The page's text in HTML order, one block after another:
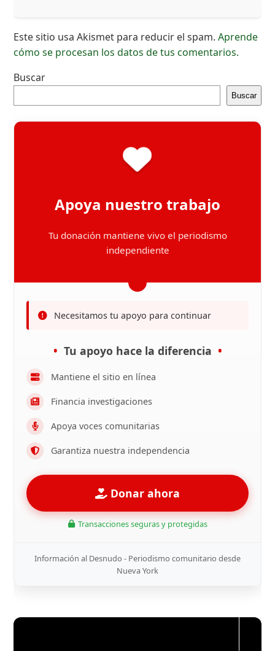
Este sitio usa Akismet para reducir el spam.Aprende
cómo se procesan los datos de tus comentarios.
Buscar
Buscar
Apoya nuestro trabajo
Tu donación mantiene vivo el periodismo
independiente
Necesitamos tu apoyo para continuar
Tu apoyo hace la diferencia
Mantiene el sitio en línea
Financia investigaciones
Apoya voces comunitarias
Garantiza nuestra independencia
Donar ahora
Transacciones seguras y protegidas
Información al Desnudo - Periodismo comunitario desde
Nueva York